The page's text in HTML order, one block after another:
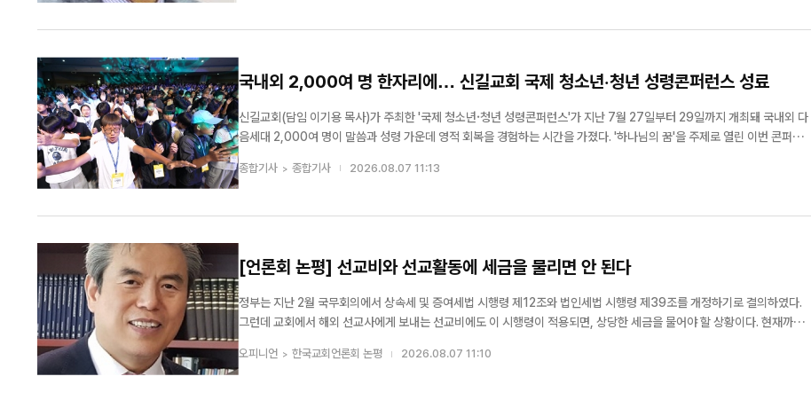
국내외 2,000여 명 한자리에… 신길교회 국제 청소년·청년 성령콘퍼런스 성료
신길교회(담임 이기용 목사)가 주최한 '국제 청소년·청년 성령콘퍼런스'가 지난 7월 27일부터 29일까지 개최돼 국내외 다
음세대 2,000여 명이 말씀과 성령 가운데 영적 회복을 경험하는 시간을 가졌다. '하나님의 꿈'을 주제로 열린 이번 콘퍼런
스에는 서울과 부산, 강원, 제주 등 전국 각지의 교회 청소년과 청년들이 참석했으며, 해외에서도 참가자들이 함께해 국제적
인 규모의 성령집회로 진행됐다. 특...
종합기사 종합기사 2026.08.07 11:13
[언론회 논평] 선교비와 선교활동에 세금을 물리면 안 된다
정부는 지난 2월 국무회의에서 상속세 및 증여세법 시행령 제12조와 법인세법 시행령 제39조를 개정하기로 결의하였다.
그런데 교회에서 해외 선교사에게 보내는 선교비에도 이 시행령이 적용되면, 상당한 세금을 물어야 할 상황이다. 현재까지
법인세법 시행령 제39조 제1항에 보면, 공익법인의 범위를, 공익법인에 해당하는 종교 단체와 종교의 보급과 교화(敎化)
를 목적으로 하는 비영리법인과 소속 단체를 포함하...
오피니언 한국교회언론회 논평 2026.08.07 11:10